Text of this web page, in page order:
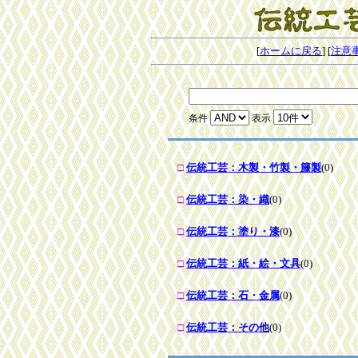
[ホームに戻る] [注意
条件 表示
□ 伝統工芸：木製・竹製・籐製(0)
□ 伝統工芸：染・織(0)
□ 伝統工芸：塗り・漆(0)
□ 伝統工芸：紙・絵・文具(0)
□ 伝統工芸：石・金属(0)
□ 伝統工芸：その他(0)